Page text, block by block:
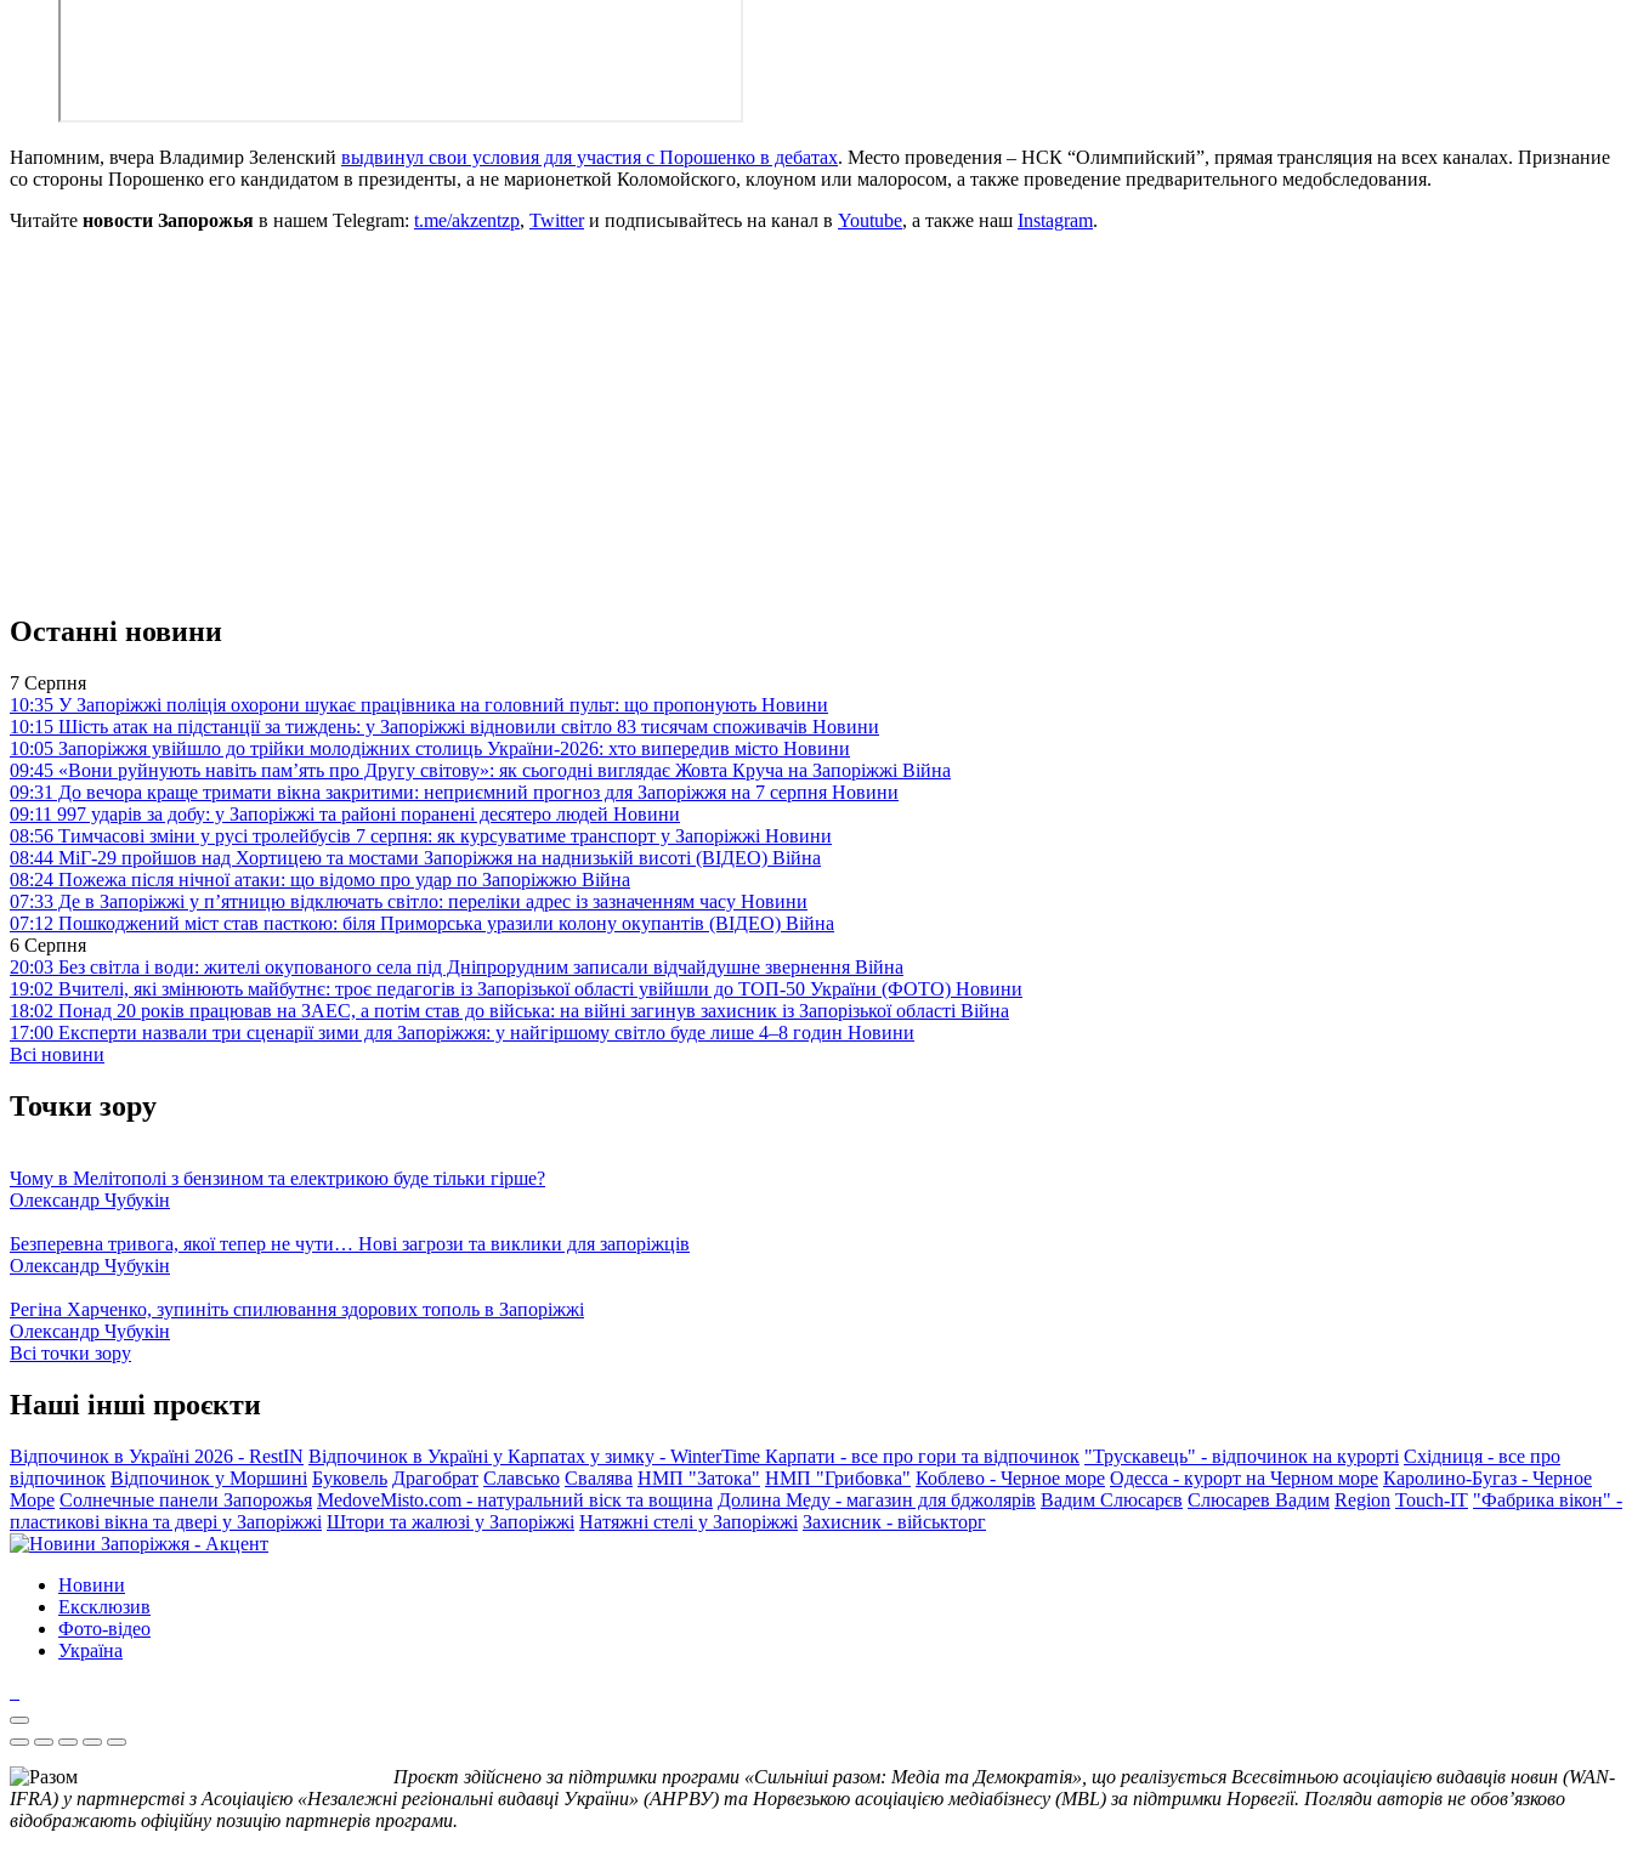
Напомним, вчера Владимир Зеленский выдвинул свои условия для участия с Порошенко в дебатах. Место проведения – НСК “Олимпийский”, прямая трансляция на всех каналах. Признание
со стороны Порошенко его кандидатом в президенты, а не марионеткой Коломойского, клоуном или малоросом, а также проведение предварительного медобследования.
Читайте новости Запорожья в нашем Telegram: t.me/akzentzp, Twitterи подписывайтесь на канал в Youtube, а также наш Instagram.
Останні новини
7 Серпня
10:35 У Запоріжжі поліція охорони шукає працівника на головний пульт: що пропонують Новини
10:15 Шість атак на підстанції за тиждень: у Запоріжжі відновили світло 83 тисячам споживачів Новини
10:05 Запоріжжя увійшло до трійки молодіжних столиць України-2026: хто випередив місто Новини
09:45 «Вони руйнують навіть пам’ять про Другу світову»: як сьогодні виглядає Жовта Круча на Запоріжжі Війна
09:31 До вечора краще тримати вікна закритими: неприємний прогноз для Запоріжжя на 7 серпня Новини
09:11 997 ударів за добу: у Запоріжжі та районі поранені десятеро людей Новини
08:56 Тимчасові зміни у русі тролейбусів 7 серпня: як курсуватиме транспорт у Запоріжжі Новини
08:44 МіГ-29 пройшов над Хортицею та мостами Запоріжжя на наднизькій висоті (ВІДЕО) Війна
08:24 Пожежа після нічної атаки: що відомо про удар по Запоріжжю Війна
07:33 Де в Запоріжжі у п’ятницю відключать світло: переліки адрес із зазначенням часу Новини
07:12 Пошкоджений міст став пасткою: біля Приморська уразили колону окупантів (ВІДЕО) Війна
6 Серпня
20:03 Без світла і води: жителі окупованого села під Дніпрорудним записали відчайдушне звернення Війна
19:02 Вчителі, які змінюють майбутнє: троє педагогів із Запорізької області увійшли до ТОП-50 України (ФОТО) Новини
18:02 Понад 20 років працював на ЗАЕС, а потім став до війська: на війні загинув захисник із Запорізької області Війна
17:00 Експерти назвали три сценарії зими для Запоріжжя: у найгіршому світло буде лише 4–8 годин Новини
Всі новини
Точки зору
Чому в Мелітополі з бензином та електрикою буде тільки гірше?
Олександр Чубукін
Безперевна тривога, якої тепер не чути… Нові загрози та виклики для запоріжців
Олександр Чубукін
Регіна Харченко, зупиніть спилювання здорових тополь в Запоріжжі
Олександр Чубукін
Всі точки зору
Наші інші проєкти
Відпочинок в Україні 2026 - RestIN Відпочинок в Україні у Карпатах у зимку - WinterTime Карпати - все про гори та відпочинок "Трускавець" - відпочинок на курорті Східниця - все про
відпочинок Відпочинок у Моршині Буковель Драгобрат Славсько Свалява НМП "Затока" НМП "Грибовка" Коблево - Черное море Одесса - курорт на Черном море Каролино-Бугаз - Черное
Море Солнечные панели Запорожья MedoveMisto.com - натуральний віск та вощина Долина Меду - магазин для бджолярів Вадим Слюсарєв Слюсарев Вадим Region Touch-IT "Фабрика вікон" -
пластикові вікна та двері у Запоріжжі Штори та жалюзі у Запоріжжі Натяжні стелі у Запоріжжі Захисник - військторг
Новини
Ексклюзив
Фото-відео
Україна
Проєкт здійснено за підтримки програми «Сильніші разом: Медіа та Демократія», що реалізується Всесвітньою асоціацією видавців новин (WAN-
IFRA) у партнерстві з Асоціацією «Незалежні регіональні видавці України» (АНРВУ) та Норвезькою асоціацією медіабізнесу (MBL) за підтримки Норвегії. Погляди авторів не обов’язково
відображають офіційну позицію партнерів програми.